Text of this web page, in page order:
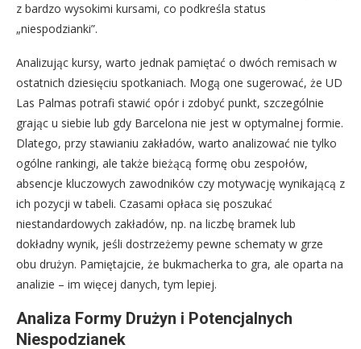
z bardzo wysokimi kursami, co podkreśla status
„niespodzianki”.
Analizując kursy, warto jednak pamiętać o dwóch remisach w
ostatnich dziesięciu spotkaniach. Mogą one sugerować, że UD
Las Palmas potrafi stawić opór i zdobyć punkt, szczególnie
grając u siebie lub gdy Barcelona nie jest w optymalnej formie.
Dlatego, przy stawianiu zakładów, warto analizować nie tylko
ogólne rankingi, ale także bieżącą formę obu zespołów,
absencje kluczowych zawodników czy motywację wynikającą z
ich pozycji w tabeli. Czasami opłaca się poszukać
niestandardowych zakładów, np. na liczbę bramek lub
dokładny wynik, jeśli dostrzeżemy pewne schematy w grze
obu drużyn. Pamiętajcie, że bukmacherka to gra, ale oparta na
analizie – im więcej danych, tym lepiej.
Analiza Formy Drużyn i Potencjalnych
Niespodzianek